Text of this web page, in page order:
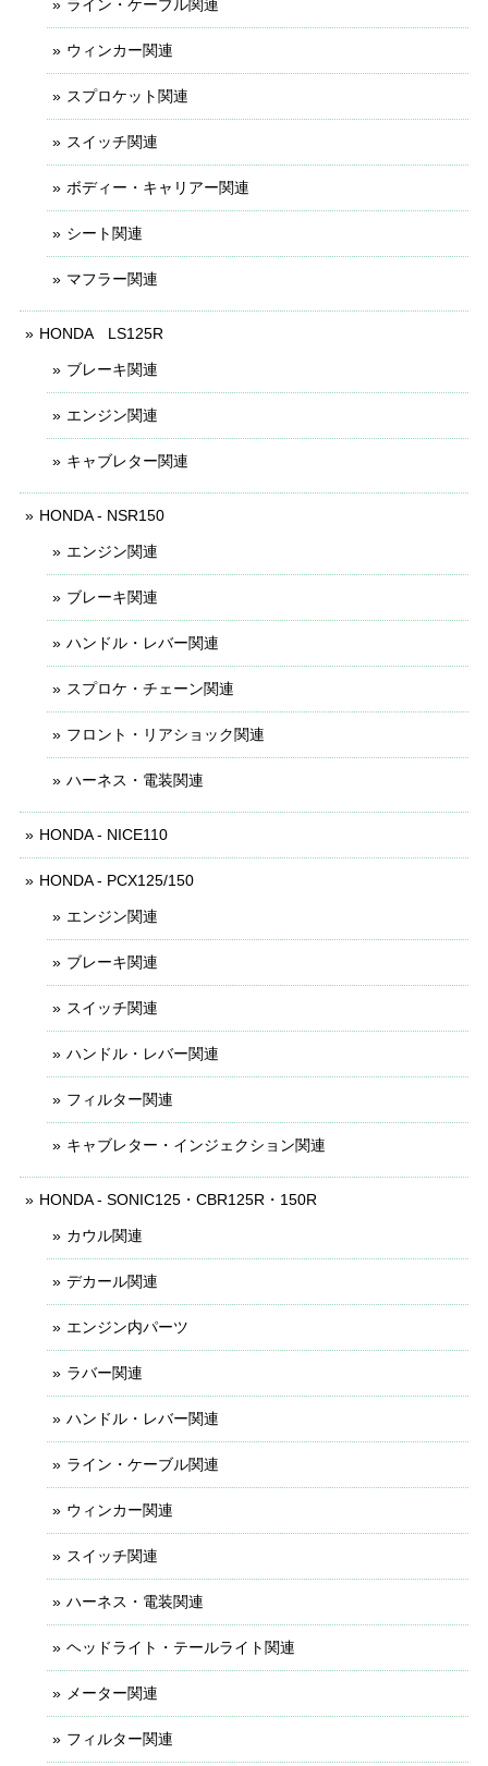
ライン・ケーブル関連
ウィンカー関連
スプロケット関連
スイッチ関連
ボディー・キャリアー関連
シート関連
マフラー関連
HONDA LS125R
ブレーキ関連
エンジン関連
キャブレター関連
HONDA - NSR150
エンジン関連
ブレーキ関連
ハンドル・レバー関連
スプロケ・チェーン関連
フロント・リアショック関連
ハーネス・電装関連
HONDA - NICE110
HONDA - PCX125/150
エンジン関連
ブレーキ関連
スイッチ関連
ハンドル・レバー関連
フィルター関連
キャブレター・インジェクション関連
HONDA - SONIC125・CBR125R・150R
カウル関連
デカール関連
エンジン内パーツ
ラバー関連
ハンドル・レバー関連
ライン・ケーブル関連
ウィンカー関連
スイッチ関連
ハーネス・電装関連
ヘッドライト・テールライト関連
メーター関連
フィルター関連